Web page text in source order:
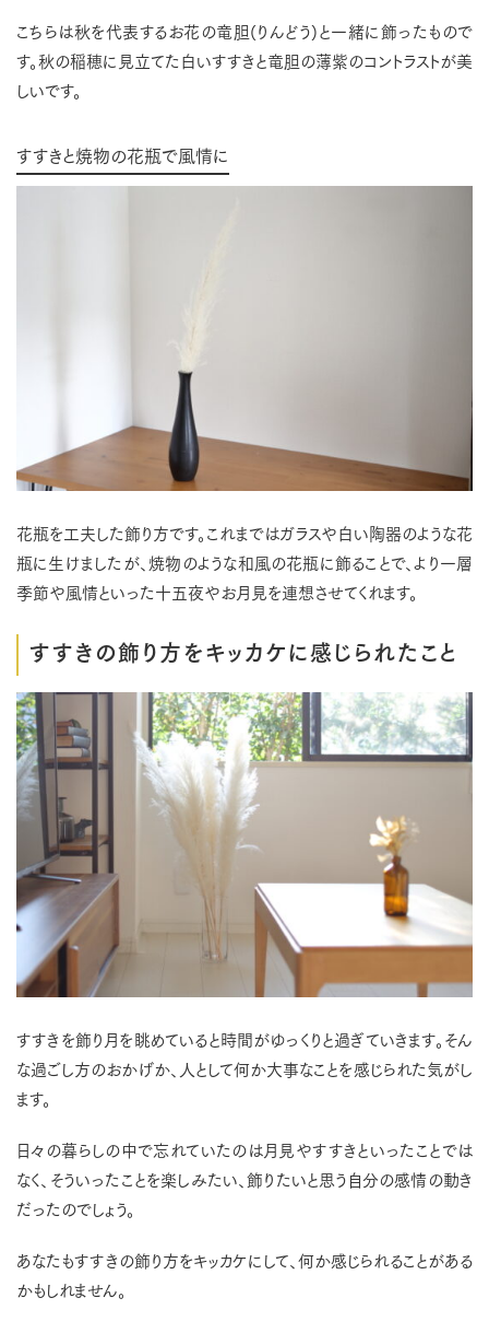
こちらは秋を代表するお花の竜胆(りんどう)と一緒に飾ったもので
す。秋の稲穂に見立てた白いすすきと竜胆の薄紫のコントラストが美
しいです。
すすきと焼物の花瓶で風情に
花瓶を工夫した飾り方です。これまではガラスや白い陶器のような花
瓶に生けましたが、焼物のような和風の花瓶に飾ることで、より一層
季節や風情といった十五夜やお月見を連想させてくれます。
すすきの飾り方をキッカケに感じられたこと
すすきを飾り月を眺めていると時間がゆっくりと過ぎていきます。そん
な過ごし方のおかげか、人として何か大事なことを感じられた気がし
ます。
日々の暮らしの中で忘れていたのは月見やすすきといったことでは
なく、そういったことを楽しみたい、飾りたいと思う自分の感情の動き
だったのでしょう。
あなたもすすきの飾り方をキッカケにして、何か感じられることがある
かもしれません。